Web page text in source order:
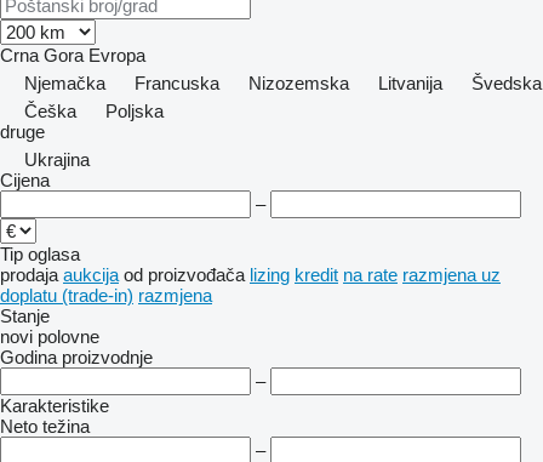
Crna Gora Evropa
Njemačka
Francuska Nizozemska Litvanija
Švedska
Češka
Poljska
druge
Ukrajina
Cijena
–
Tip oglasa
prodaja aukcija od proizvođača lizing kredit na rate razmjena uz
doplatu (trade-in) razmjena
Stanje
novi polovne
Godina proizvodnje
–
Karakteristike
Neto težina
–